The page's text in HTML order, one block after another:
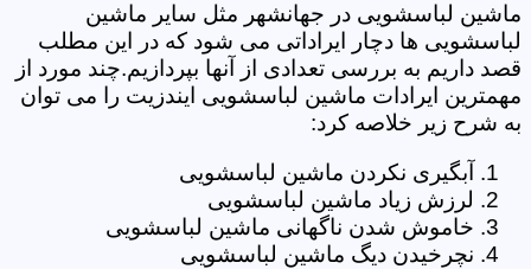
ماشین لباسشویی در جهانشهر مثل سایر ماشین
لباسشویی ها دچار ایراداتی می شود که در این مطلب
قصد داریم به بررسی تعدادی از آنها بپردازیم.چند مورد از
مهمترین ایرادات ماشین لباسشویی ایندزیت را می توان
به شرح زیر خلاصه کرد:
آبگیری نکردن ماشین لباسشویی
لرزش زیاد ماشین لباسشویی
خاموش شدن ناگهانی ماشین لباسشویی
نچرخیدن دیگ ماشین لباسشویی